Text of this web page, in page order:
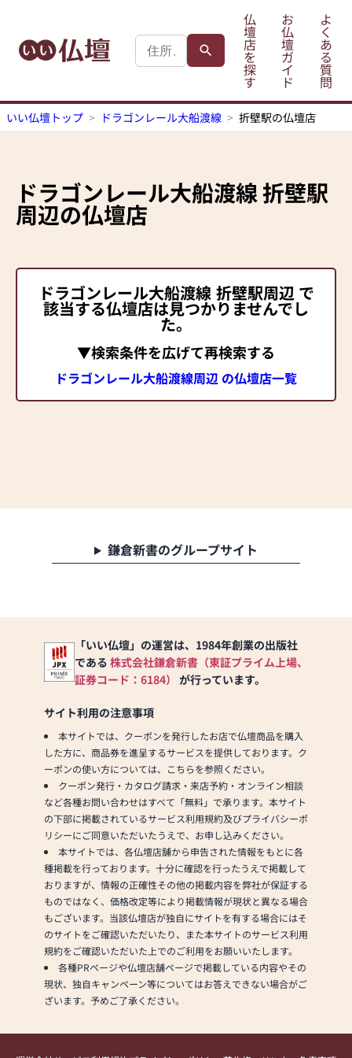
仏
壇
店
を
探
す
お
仏
壇
ガ
イ
ド
よ
く
あ
る
質
問
いい仏壇トップ ドラゴンレール大船渡線 折壁駅の仏壇店
ドラゴンレール大船渡線折壁駅
周辺の仏壇店
ドラゴンレール大船渡線 折壁駅周辺 で
該当する仏壇店は見つかりませんでし
た。
▼検索条件を広げて再検索する
ドラゴンレール大船渡線周辺 の仏壇店一覧
鎌倉新書のグループサイト
「いい仏壇」の運営は、1984年創業の出版社
である 株式会社鎌倉新書（東証プライム上場、
証券コード：6184） が行っています。
サイト利用の注意事項
本サイトでは、クーポンを発行したお店で仏壇商品を購入
した方に、商品券を進呈するサービスを提供しております。ク
ーポンの使い方については、こちらを参照ください。
クーポン発行・カタログ請求・来店予約・オンライン相談
など各種お問い合わせはすべて「無料」で承ります。本サイト
の下部に掲載されているサービス利用規約及びプライバシーポ
リシーにご同意いただいたうえで、お申し込みください。
本サイトでは、各仏壇店舗から申告された情報をもとに各
種掲載を行っております。十分に確認を行ったうえで掲載して
おりますが、情報の正確性その他の掲載内容を弊社が保証する
ものではなく、価格改定等により掲載情報が現状と異なる場合
もございます。当該仏壇店が独自にサイトを有する場合にはそ
のサイトをご確認いただいたり、また本サイトのサービス利用
規約をご確認いただいた上でのご利用をお願いいたします。
各種PRページや仏壇店舗ページで掲載している内容やその
現状、独自キャンペーン等についてはお答えできない場合がご
ざいます。予めご了承ください。